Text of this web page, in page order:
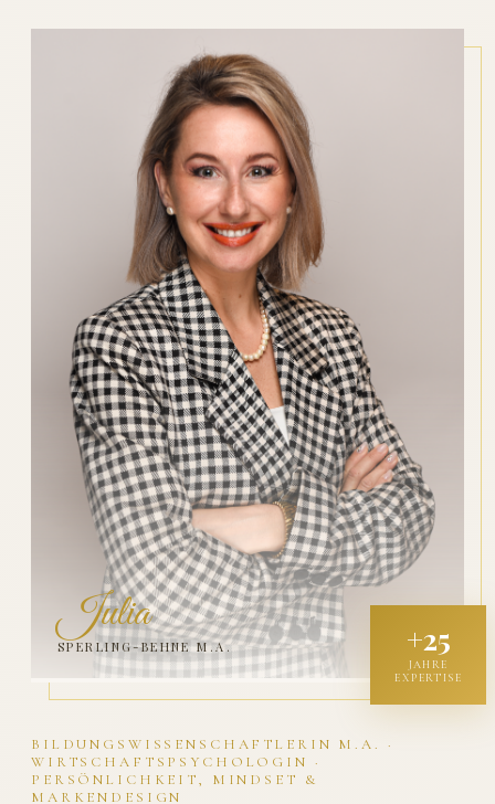
BILDUNGSWISSENSCHAFTLERIN M.A. ·
WIRTSCHAFTSPSYCHOLOGIN ·
PERSÖNLICHKEIT, MINDSET &
MARKENDESIGN
Julia
SPERLING-BEHNE M.A. +25
JAHRE
EXPERTISE